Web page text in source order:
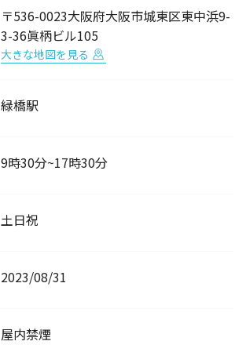
〒536-0023大阪府大阪市城東区東中浜9-
3-36眞柄ビル105
大きな地図を見る
緑橋駅
9時30分~17時30分
土日祝
2023/08/31
屋内禁煙